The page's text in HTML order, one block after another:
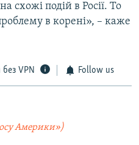
схожі подій в Росії. То
в корені», – каже
VPN Follow us
Америки»)